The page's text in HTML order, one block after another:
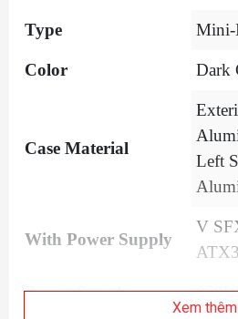
Type
Color Dark
Case Material
Left
With Power Supply
V
Power Supply
Xem thêm